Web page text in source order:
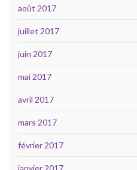
août 2017
juillet 2017
juin 2017
mai 2017
avril 2017
mars 2017
février 2017